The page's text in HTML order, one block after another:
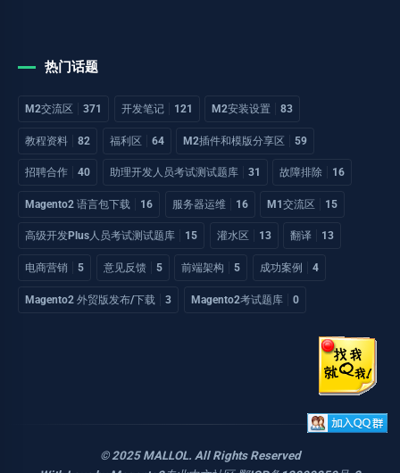
热门话题
M2交流区 371 开发笔记 121 M2安装设置 83
教程资料 82 福利区 64 M2插件和模版分享区 59
招聘合作 40 助理开发人员考试测试题库 31 故障排除 16
Magento2 语言包下载 16 服务器运维 16 M1交流区 15
高级开发Plus人员考试测试题库 15 灌水区 13 翻译 13
电商营销 5 意见反馈 5 前端架构 5 成功案例 4
Magento2 外贸版发布/下载 3 Magento2考试题库 0
© 2025 MALLOL. All Rights Reserved